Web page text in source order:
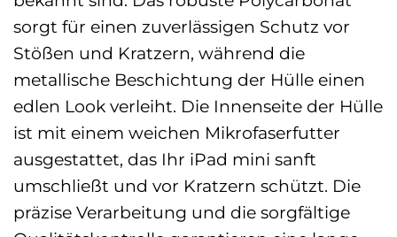
sorgt für einen zuverlässigen Schutz vor
Stößen und Kratzern, während die
metallische Beschichtung der Hülle einen
edlen Look verleiht. Die Innenseite der Hülle
ist mit einem weichen Mikrofaserfutter
ausgestattet, das Ihr iPad mini sanft
umschließt und vor Kratzern schützt. Die
präzise Verarbeitung und die sorgfältige